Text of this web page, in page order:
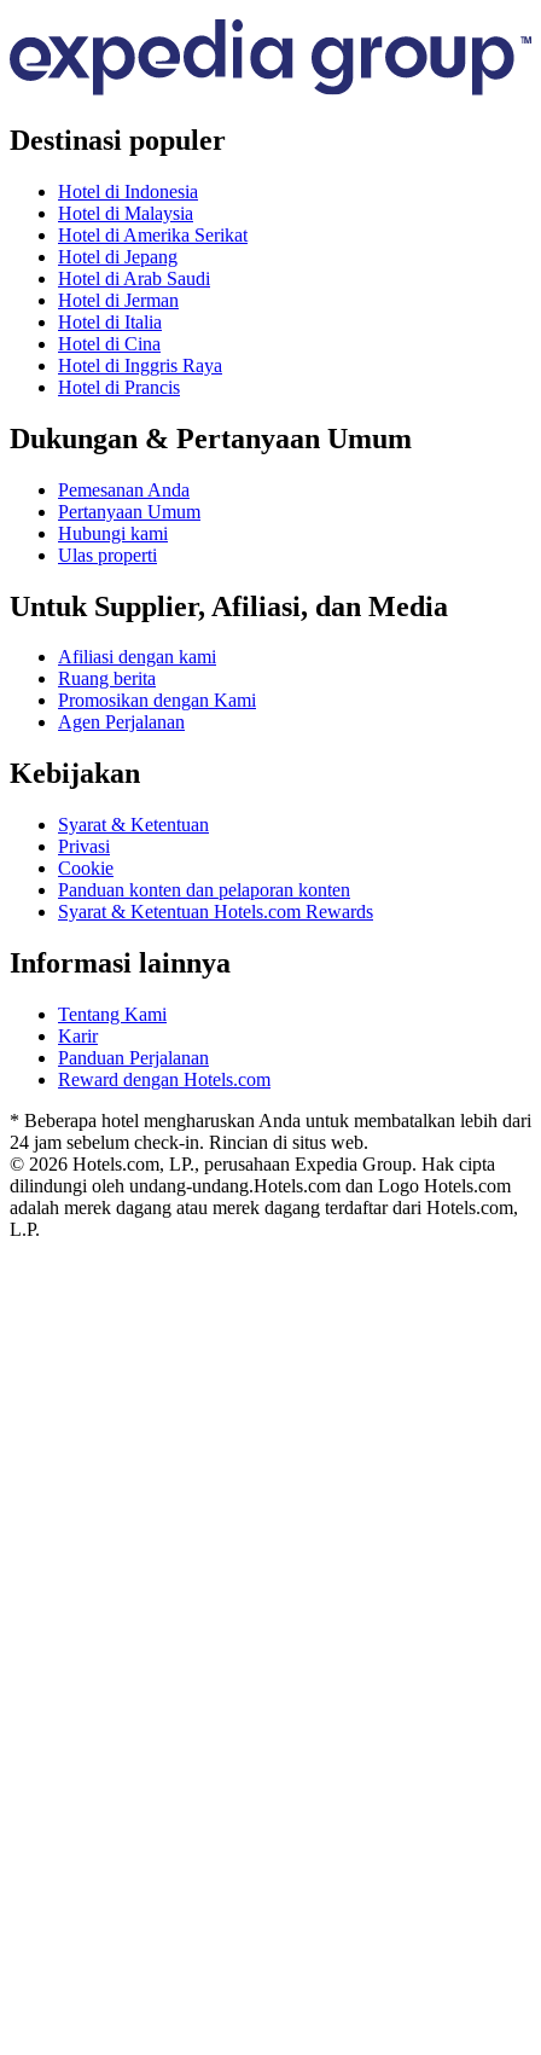
Destinasi populer
Hotel di Indonesia
Hotel di Malaysia
Hotel di Amerika Serikat
Hotel di Jepang
Hotel di Arab Saudi
Hotel di Jerman
Hotel di Italia
Hotel di Cina
Hotel di Inggris Raya
Hotel di Prancis
Dukungan & Pertanyaan Umum
Pemesanan Anda
Pertanyaan Umum
Hubungi kami
Ulas properti
Untuk Supplier, Afiliasi, dan Media
Afiliasi dengan kami
Ruang berita
Promosikan dengan Kami
Agen Perjalanan
Kebijakan
Syarat & Ketentuan
Privasi
Cookie
Panduan konten dan pelaporan konten
Syarat & Ketentuan Hotels.com Rewards
Informasi lainnya
Tentang Kami
Karir
Panduan Perjalanan
Reward dengan Hotels.com
* Beberapa hotel mengharuskan Anda untuk membatalkan lebih dari
24 jam sebelum check-in. Rincian di situs web.
© 2026 Hotels.com, LP., perusahaan Expedia Group. Hak cipta
dilindungi oleh undang-undang.Hotels.com dan Logo Hotels.com
adalah merek dagang atau merek dagang terdaftar dari Hotels.com,
L.P.